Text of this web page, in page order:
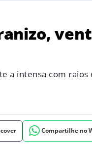
a intensa com raios
Compartilhe no